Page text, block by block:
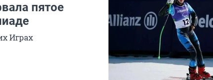
пятое
Играх